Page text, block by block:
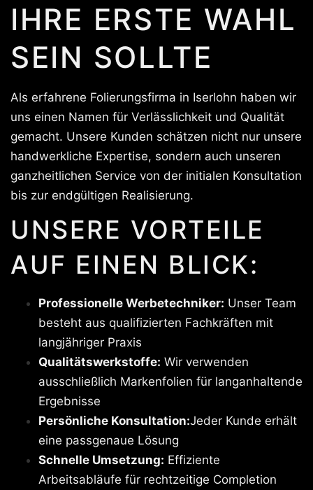
IHRE ERSTE WAHL
SEIN SOLLTE
Als erfahrene Folierungsfirma in Iserlohn haben wir
uns einen Namen für Verlässlichkeit und Qualität
gemacht. Unsere Kunden schätzen nicht nur unsere
handwerkliche Expertise, sondern auch unseren
ganzheitlichen Service von der initialen Konsultation
bis zur endgültigen Realisierung.
UNSERE VORTEILE
AUF EINEN BLICK:
Professionelle Werbetechniker: Unser Team
besteht aus qualifizierten Fachkräften mit
langjähriger Praxis
Qualitätswerkstoffe: Wir verwenden
ausschließlich Markenfolien für langanhaltende
Ergebnisse
Persönliche Konsultation:Jeder Kunde erhält
eine passgenaue Lösung
Schnelle Umsetzung: Effiziente
Arbeitsabläufe für rechtzeitige Completion